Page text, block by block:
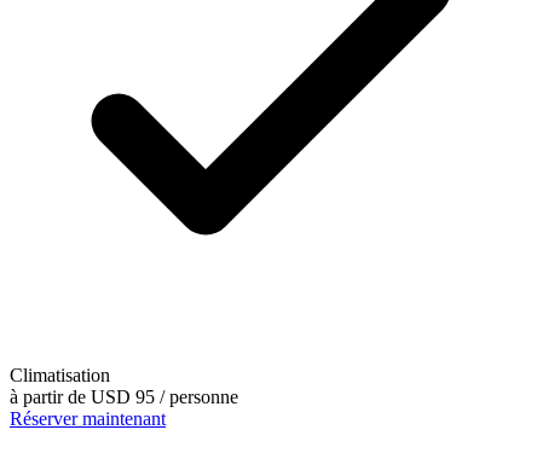
Climatisation
à partir de USD 95 / personne
Réserver maintenant